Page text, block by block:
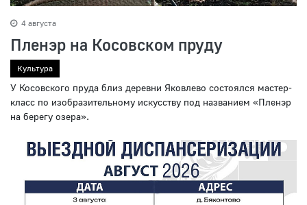
4 августа
Пленэр на Косовском пруду
Культура
У Косовского пруда близ деревни Яковлево состоялся мастер-
класс по изобразительному искусству под названием «Пленэр
на берегу озера».